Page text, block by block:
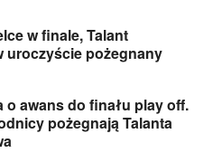
w finale, Talant
uroczyście pożegnany
o awans do finału play off.
pożegnają Talanta